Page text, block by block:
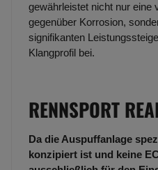
gewährleistet nicht nur eine
gegenüber Korrosion,
signifikanten
Klangprofil bei.
RENNSPORT
Da die Auspuffanlage
konzipiert ist und keine